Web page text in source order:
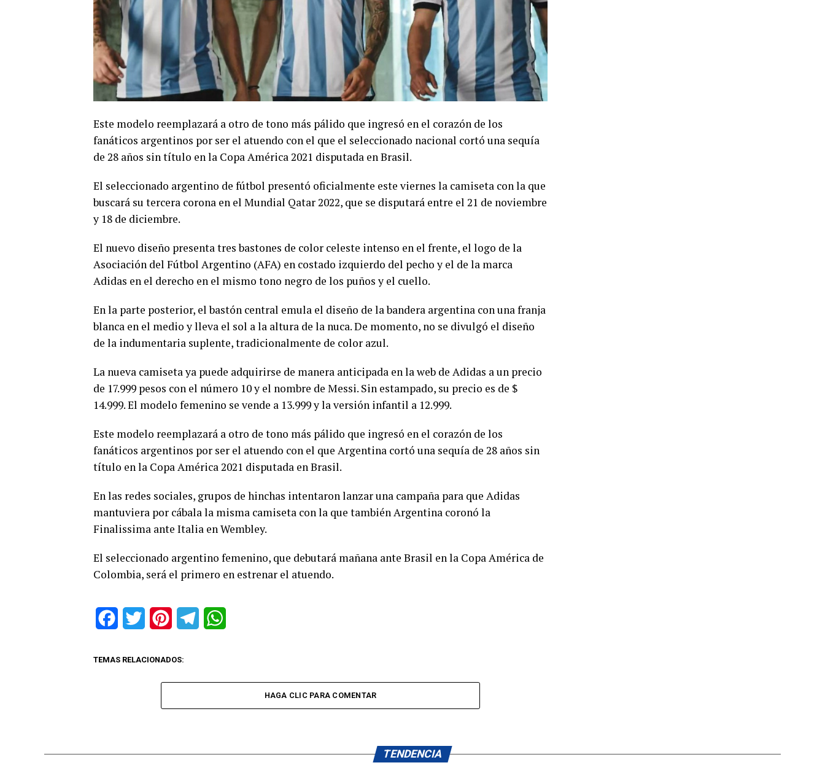
Este modelo reemplazará a otro de tono más pálido que ingresó en el corazón de los
fanáticos argentinos por ser el atuendo con el que el seleccionado nacional cortó una sequía
de 28 años sin título en la Copa América 2021 disputada en Brasil.
El seleccionado argentino de fútbol presentó oficialmente este viernes la camiseta con la que
buscará su tercera corona en el Mundial Qatar 2022, que se disputará entre el 21 de noviembre
y 18 de diciembre.
El nuevo diseño presenta tres bastones de color celeste intenso en el frente, el logo de la
Asociación del Fútbol Argentino (AFA) en costado izquierdo del pecho y el de la marca
Adidas en el derecho en el mismo tono negro de los puños y el cuello.
En la parte posterior, el bastón central emula el diseño de la bandera argentina con una franja
blanca en el medio y lleva el sol a la altura de la nuca. De momento, no se divulgó el diseño
de la indumentaria suplente, tradicionalmente de color azul.
La nueva camiseta ya puede adquirirse de manera anticipada en la web de Adidas a un precio
de 17.999 pesos con el número 10 y el nombre de Messi. Sin estampado, su precio es de $
14.999. El modelo femenino se vende a 13.999 y la versión infantil a 12.999.
Este modelo reemplazará a otro de tono más pálido que ingresó en el corazón de los
fanáticos argentinos por ser el atuendo con el que Argentina cortó una sequía de 28 años sin
título en la Copa América 2021 disputada en Brasil.
En las redes sociales, grupos de hinchas intentaron lanzar una campaña para que Adidas
mantuviera por cábala la misma camiseta con la que también Argentina coronó la
Finalissima ante Italia en Wembley.
El seleccionado argentino femenino, que debutará mañana ante Brasil en la Copa América de
Colombia, será el primero en estrenar el atuendo.
FacebookTwitter PinterestTelegram
TEMAS RELACIONADOS:
HAGA CLIC PARA COMENTAR
TENDENCIA